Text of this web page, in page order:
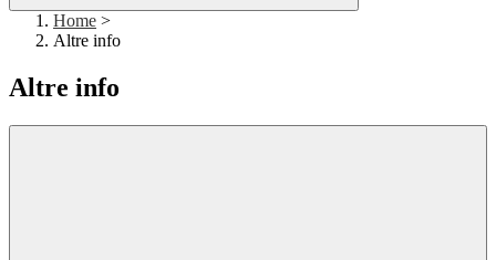
Home >
Altre info
Altre info